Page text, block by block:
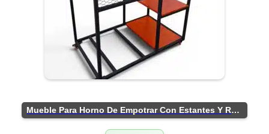
Mueble Para Horno De Empotrar Con Estantes Y Ruedas